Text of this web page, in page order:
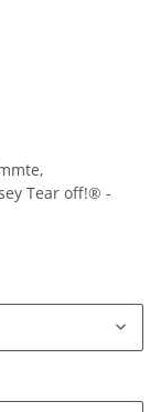
Tear off!® -